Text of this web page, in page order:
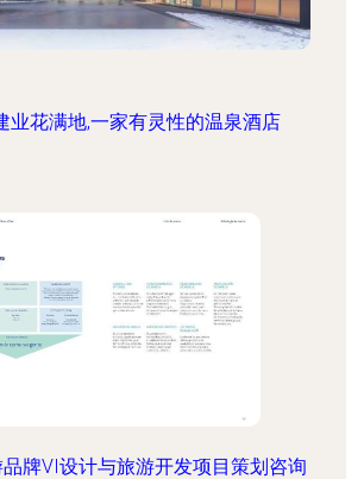
业花满地,一家有灵性的温泉酒店
牌VI设计与旅游开发项目策划咨询